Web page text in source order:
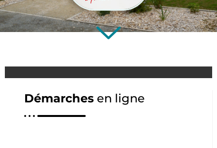
Démarches en ligne